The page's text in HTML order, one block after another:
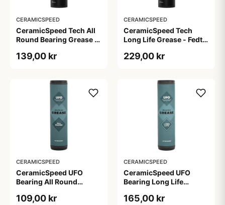
CERAMICSPEED
CeramicSpeed Tech All
Round Bearing Grease -
139,00 kr
CERAMICSPEED
CeramicSpeed Tech
Long Life Grease - Fedt -
229,00 kr
CERAMICSPEED
CeramicSpeed UFO
Bearing All Round
109,00 kr
CERAMICSPEED
CeramicSpeed UFO
Bearing Long Life
165,00 kr